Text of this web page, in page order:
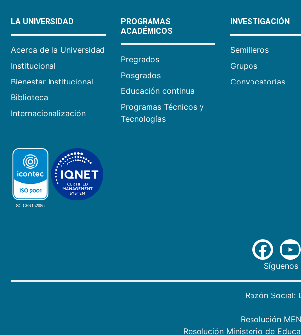
LA UNIVERSIDAD
Acerca de la Universidad
Institucional
Bienestar Institucional
Biblioteca
Internacionalización
PROGRAMAS
ACADÉMICOS
Pregrados
Posgrados
Educación continua
Programas Técnicos y
Tecnologías
INVESTIGACIÓN
Semilleros
Grupos
Convocatorias
Razón Social:
Resolución
Resolución Ministerio de